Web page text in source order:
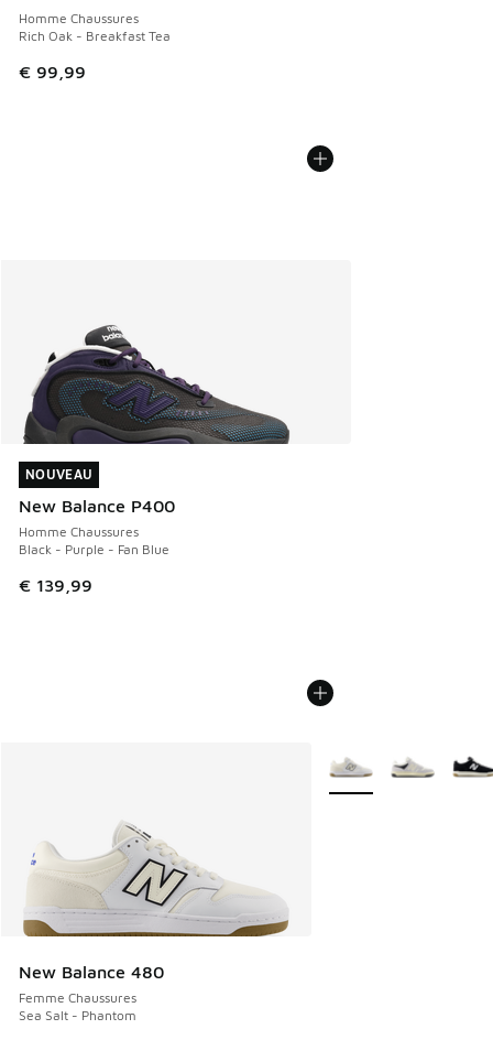
Homme Chaussures
Rich Oak - Breakfast Tea
€ 99,99
NOUVEAU
New Balance P400
Homme Chaussures
Black - Purple - Fan Blue
€ 139,99
NOUVEAU
New Balance 480
Femme Chaussures
Sea Salt - Phantom
Plus de couleurs